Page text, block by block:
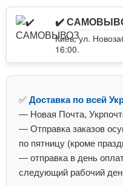
✔️
Киев, ул.
16:00.
✅ Доставка по всей
— Новая Почта,
— Отправка заказов
по пятницу (кроме
— отправка в день
следующий рабочий